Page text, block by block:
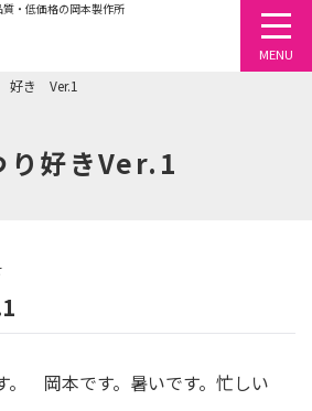
・低価格の岡本製作所
好き Ver.1
MENU
り好きVer.1
。 岡本です。暑いです。忙しい